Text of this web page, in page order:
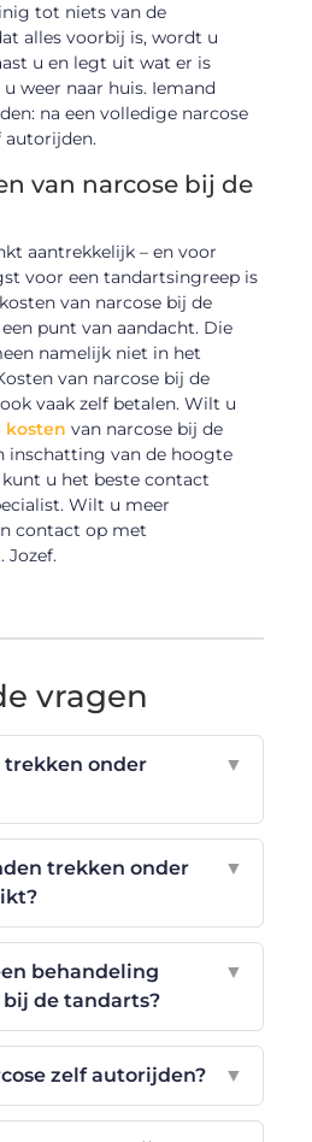
tot niets van de
alles voorbij is, wordt u
u en legt uit wat er is
weer naar huis. Iemand
na een volledige narcose
autorijden.
van narcose bij de
aantrekkelijk – en voor
voor een tandartsingreep is
van narcose bij de
punt van aandacht. Die
namelijk niet in het
van narcose bij de
vaak zelf betalen. Wilt u
kosten van narcose bij de
inschatting van de hoogte
u het beste contact
Wilt u meer
contact op met
Jozef.
vragen
trekken onder
▼
trekken onder
▼
behandeling
de tandarts?
▼
zelf autorijden? ▼